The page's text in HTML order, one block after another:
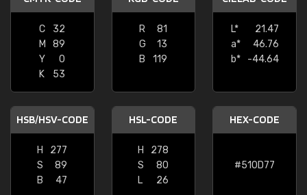
C
32
M
89
Y
0
K
53
R
81
G
13
B
119
L*
21.47
a*
46.76
b*
-44.64
HSB/HSV-CODE
H
277
S
89
B
47
HSL-CODE
H
278
S
80
L
26
HEX-CODE
#510D77